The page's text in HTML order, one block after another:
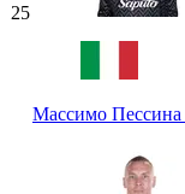
25
Массимо Пессина